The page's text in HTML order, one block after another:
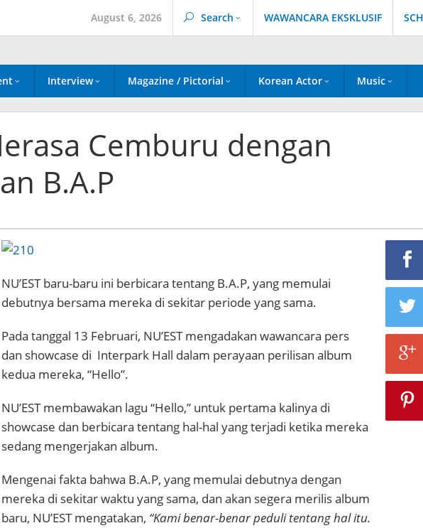
August 6, 2026 Search WAWANCARA EKSKLUSIF
Interview Magazine / Pictorial Korean Actor Music
Cemburu dengan
B.A.P
NU’EST baru-baru ini berbicara tentang B.A.P, yang memulai
debutnya bersama mereka di sekitar periode yang sama.
Pada tanggal 13 Februari, NU’EST mengadakan wawancara pers
dan showcase di Interpark Hall dalam perayaan perilisan album
kedua mereka, “Hello”.
NU’EST membawakan lagu “Hello,” untuk pertama kalinya di
showcase dan berbicara tentang hal-hal yang terjadi ketika mereka
sedang mengerjakan album.
Mengenai fakta bahwa B.A.P, yang memulai debutnya dengan
mereka di sekitar waktu yang sama, dan akan segera merilis album
baru, NU’EST mengatakan, “Kami benar-benar peduli tentang hal itu.